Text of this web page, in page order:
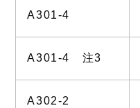
A301-4
A301-4 注3
A302-2